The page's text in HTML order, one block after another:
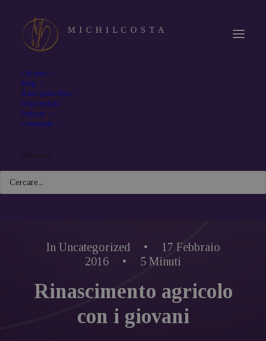
Chi sono
Blog
Il mio primo libro
Il mio mondo
Podcast
Contattami
Ricerca
In Uncategorized •
17 Febbraio
2016
• 5 Minuti
Rinascimento agricolo
con i giovani